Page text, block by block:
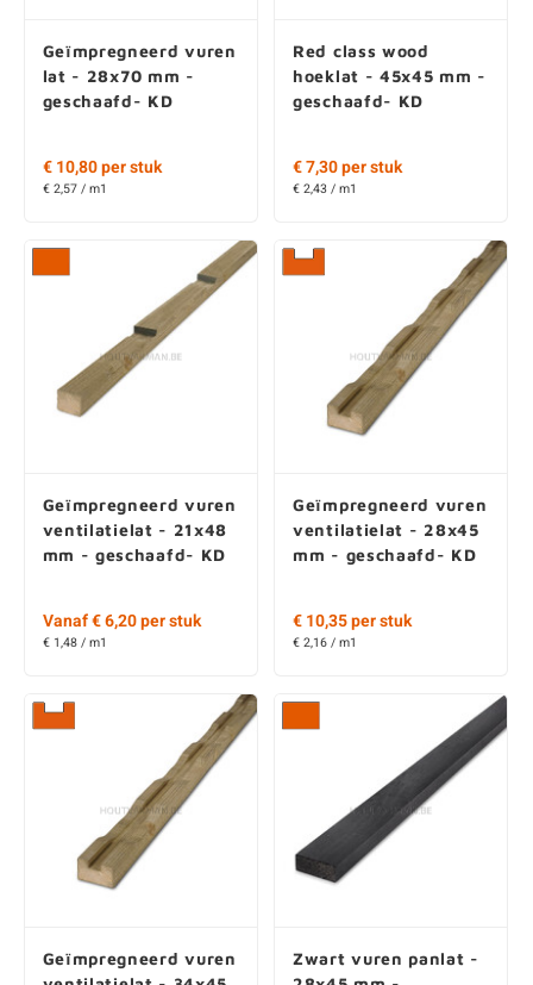
Geïmpregneerd vuren
lat - 28x70 mm -
geschaafd- KD
€ 10,80 per stuk
€ 2,57 / m1
Red class wood
hoeklat - 45x45 mm -
geschaafd- KD
€ 7,30 per stuk
€ 2,43 / m1
Geïmpregneerd vuren
ventilatielat - 21x48
mm - geschaafd- KD
Vanaf € 6,20 per stuk
€ 1,48 / m1
Geïmpregneerd vuren
ventilatielat - 28x45
mm - geschaafd- KD
€ 10,35 per stuk
€ 2,16 / m1
Geïmpregneerd vuren
Zwart vuren panlat -